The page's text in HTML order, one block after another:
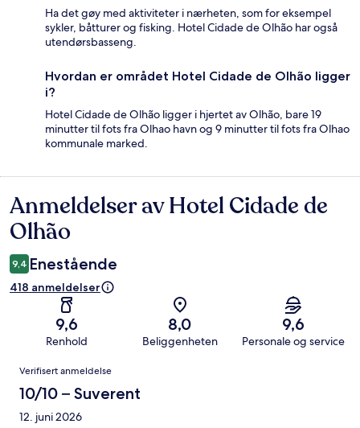
Ha det gøy med aktiviteter i nærheten, som for eksempel
sykler, båtturer og fisking. Hotel Cidade de Olhão har også
utendørsbasseng.
Hvordan er området Hotel Cidade de Olhão ligger
i?
Hotel Cidade de Olhão ligger i hjertet av Olhão, bare 19
minutter til fots fra Olhao havn og 9 minutter til fots fra Olhao
kommunale marked.
Anmeldelser
Anmeldelser av Hotel Cidade de
Olhão
9,4 Enestående
418 anmeldelser
9,6
Renhold
8,0
Beliggenheten
9,6
Personale og service
Anmeldelser
Verifisert anmeldelse
10/10 – Suverent
12. juni 2026